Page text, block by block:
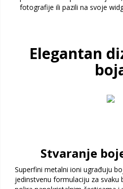
fotografije ili pazili na svoje
Elegantan
Stvaranje
Superfini metalni ioni ugrađuju
jedinstvenu formulaciju za svaku